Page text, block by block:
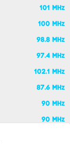
101 MHz
100 MHz
98.8 MHz
97.4 MHz
102.1 MHz
87.6 MHz
90 MHz
90 MHz